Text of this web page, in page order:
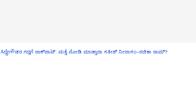
ಸಿದ್ದೇಗೌಡರ ಗದ್ಲಗೆ ಜಾಕ್​ಪಾಟ್: ಮತ್ತೆ ಮೋಡಿ ಮಾಡ್ತಾರಾ ಸತೀಶ್​ ನೀನಾಸಂ-ರಚಿತಾ ರಾಮ್?